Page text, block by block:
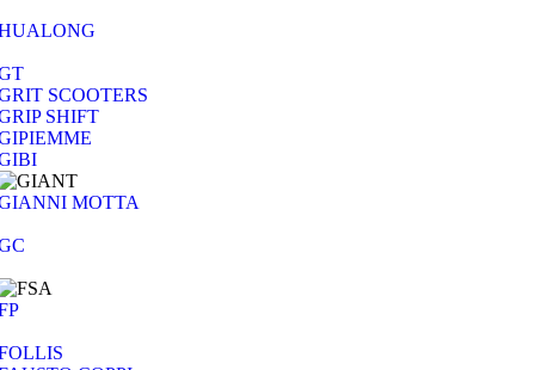
SCOOTERS
SHIFT
MOTTA